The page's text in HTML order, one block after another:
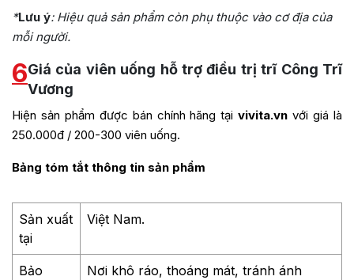
*Lưu ý: Hiệu quả sản phẩm còn phụ thuộc vào cơ địa của
mỗi người.
6Giá của viên uống hỗ trợ điều trị trĩ Công Trĩ
Vương
Hiện sản phẩm được bán chính hãng tạivivita.vn với giá là
250.000đ / 200-300 viên uống.
Bảng tóm tắt thông tin sản phẩm
Sản xuất
tại
Việt Nam.
Bảo
Nơi khô ráo, thoáng mát, tránh ánh